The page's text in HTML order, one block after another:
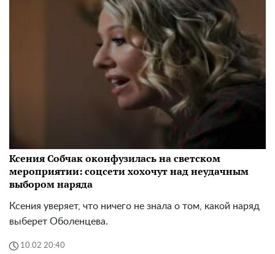
Ксения Собчак оконфузилась на светском
мероприятии: соцсети хохочут над неудачным
выбором наряда
Ксения уверяет, что ничего не знала о том, какой наряд
выберет Оболенцева.
10.02 20:40